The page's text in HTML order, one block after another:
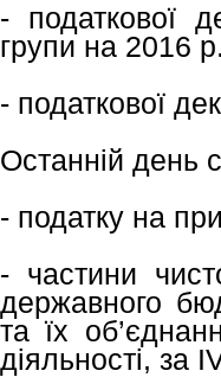
- податкової
групи на 2016
- податкової
Останній день
- податку на
- частини
державного
та їх
діяльності, за